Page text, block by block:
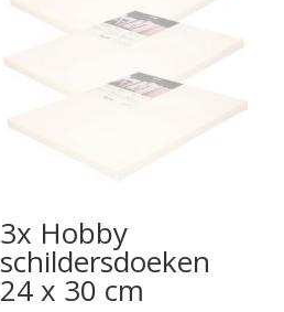
3x Hobby
schildersdoeken
24 x 30 cm